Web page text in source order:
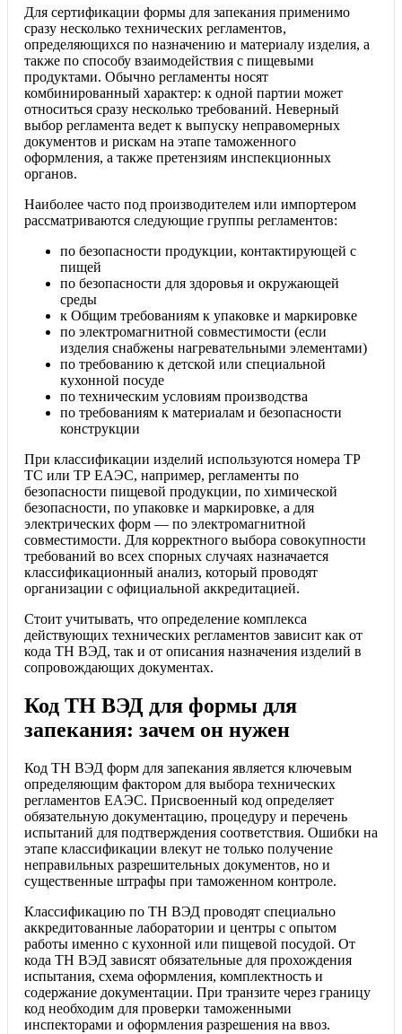
Для сертификации формы для запекания применимо
сразу несколько технических регламентов,
определяющихся по назначению и материалу изделия, а
также по способу взаимодействия с пищевыми
продуктами. Обычно регламенты носят
комбинированный характер: к одной партии может
относиться сразу несколько требований. Неверный
выбор регламента ведет к выпуску неправомерных
документов и рискам на этапе таможенного
оформления, а также претензиям инспекционных
органов.
Наиболее часто под производителем или импортером
рассматриваются следующие группы регламентов:
по безопасности продукции, контактирующей с
пищей
по безопасности для здоровья и окружающей
среды
к Общим требованиям к упаковке и маркировке
по электромагнитной совместимости (если
изделия снабжены нагревательными элементами)
по требованию к детской или специальной
кухонной посуде
по техническим условиям производства
по требованиям к материалам и безопасности
конструкции
При классификации изделий используются номера ТР
ТС или ТР ЕАЭС, например, регламенты по
безопасности пищевой продукции, по химической
безопасности, по упаковке и маркировке, а для
электрических форм — по электромагнитной
совместимости. Для корректного выбора совокупности
требований во всех спорных случаях назначается
классификационный анализ, который проводят
организации с официальной аккредитацией.
Стоит учитывать, что определение комплекса
действующих технических регламентов зависит как от
кода ТН ВЭД, так и от описания назначения изделий в
сопровождающих документах.
Код ТН ВЭД для формы для
запекания: зачем он нужен
Код ТН ВЭД форм для запекания является ключевым
определяющим фактором для выбора технических
регламентов ЕАЭС. Присвоенный код определяет
обязательную документацию, процедуру и перечень
испытаний для подтверждения соответствия. Ошибки на
этапе классификации влекут не только получение
неправильных разрешительных документов, но и
существенные штрафы при таможенном контроле.
Классификацию по ТН ВЭД проводят специально
аккредитованные лаборатории и центры с опытом
работы именно с кухонной или пищевой посудой. От
кода ТН ВЭД зависят обязательные для прохождения
испытания, схема оформления, комплектность и
содержание документации. При транзите через границу
код необходим для проверки таможенными
инспекторами и оформления разрешения на ввоз.